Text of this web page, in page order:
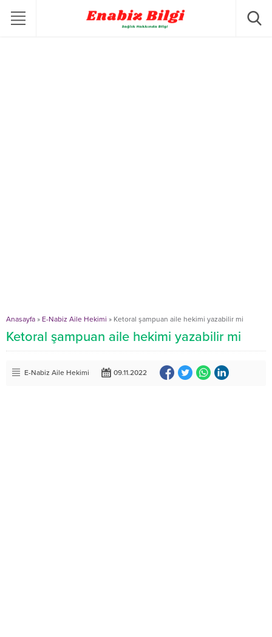
Anasayfa » E-Nabiz Aile Hekimi » Ketoral şampuan aile hekimi yazabilir mi
Ketoral şampuan aile hekimi yazabilir mi
E-Nabiz Aile Hekimi 09.11.2022